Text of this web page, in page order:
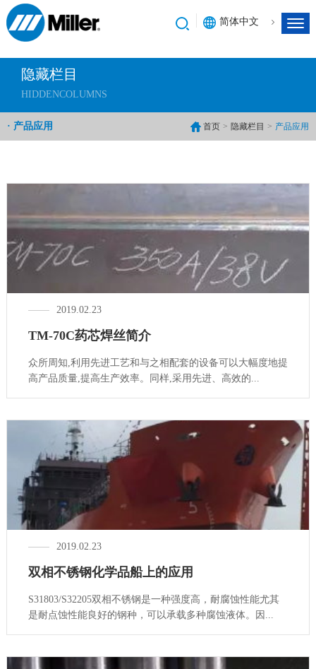
简体中文
隐藏栏目
HIDDENCOLUMNS
· 产品应用 首页 > 隐藏栏目 > 产品应用
2019.02.23
TM-70C药芯焊丝简介
众所周知,利用先进工艺和与之相配套的设备可以大幅度地提
高产品质量,提高生产效率。同样,采用先进、高效的...
2019.02.23
双相不锈钢化学品船上的应用
S31803/S32205双相不锈钢是一种强度高，耐腐蚀性能尤其
是耐点蚀性能良好的钢种，可以承载多种腐蚀液体。因...